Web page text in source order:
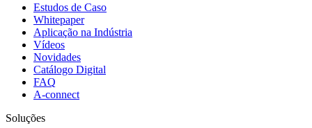
Estudos de Caso
Whitepaper
Aplicação na Indústria
Vídeos
Novidades
Catálogo Digital
FAQ
A-connect
Soluções